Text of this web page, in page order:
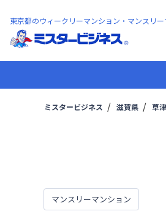
東京都のウィークリーマンション・マンスリ
ミスタービジネス 滋賀県 草
マンスリーマンション